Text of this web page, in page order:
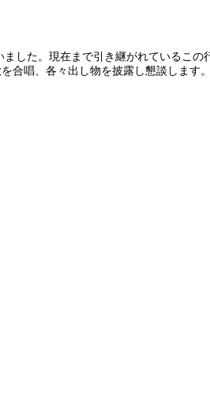
た。現在まで引き継がれているこの
合唱、各々出し物を披露し懇談します。